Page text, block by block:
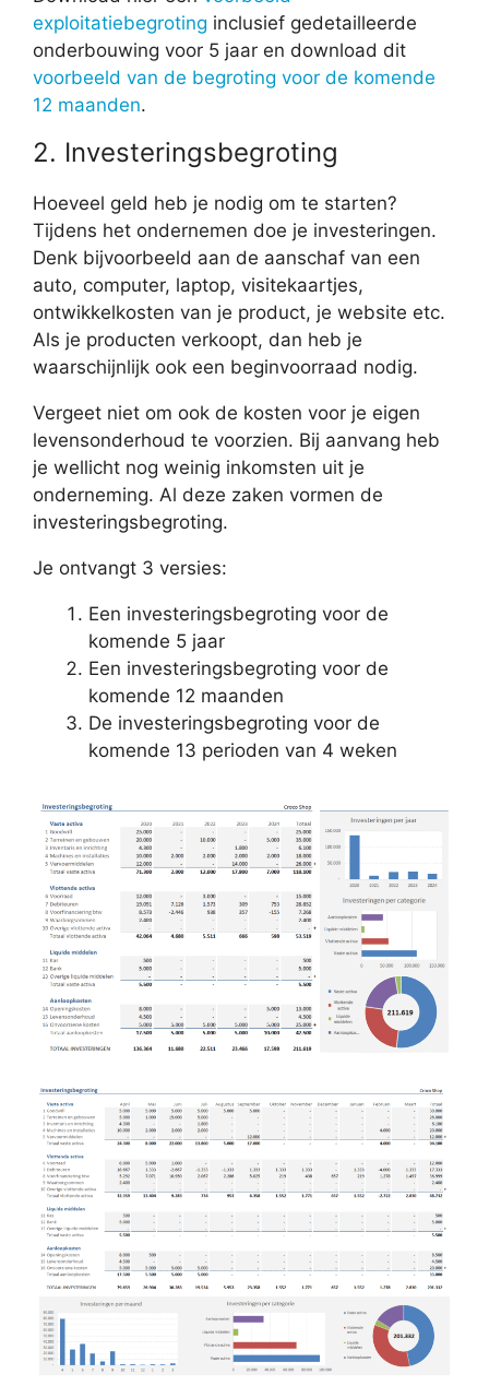
exploitatiebegroting inclusief gedetailleerde
onderbouwing voor 5 jaar en download dit
voorbeeld van de begroting voor de komende
12 maanden.
2. Investeringsbegroting
Hoeveel geld heb je nodig om te starten?
Tijdens het ondernemen doe je investeringen.
Denk bijvoorbeeld aan de aanschaf van een
auto, computer, laptop, visitekaartjes,
ontwikkelkosten van je product, je website etc.
Als je producten verkoopt, dan heb je
waarschijnlijk ook een beginvoorraad nodig.
Vergeet niet om ook de kosten voor je eigen
levensonderhoud te voorzien. Bij aanvang heb
je wellicht nog weinig inkomsten uit je
onderneming. Al deze zaken vormen de
investeringsbegroting.
Je ontvangt 3 versies:
Een investeringsbegroting voor de
komende 5 jaar
Een investeringsbegroting voor de
komende 12 maanden
De investeringsbegroting voor de
komende 13 perioden van 4 weken